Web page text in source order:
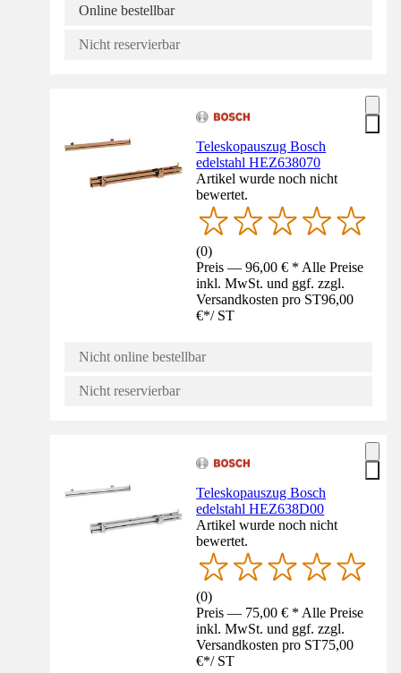
Online bestellbar
Nicht reservierbar
Teleskopauszug Bosch
edelstahl HEZ638070
Artikel wurde noch nicht
bewertet.
(0)
Preis — 96,00 € * Alle Preise
inkl. MwSt. und ggf. zzgl.
Versandkosten pro ST96,00
€*/ ST
Nicht online bestellbar
Nicht reservierbar
Teleskopauszug Bosch
edelstahl HEZ638D00
Artikel wurde noch nicht
bewertet.
(0)
Preis — 75,00 € * Alle Preise
inkl. MwSt. und ggf. zzgl.
Versandkosten pro ST75,00
€*/ ST